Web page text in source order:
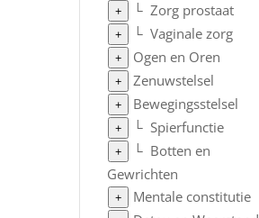
+ └Zorg prostaat
+ └Vaginale zorg
+ Ogen en Oren
+ Zenuwstelsel
+ Bewegingsstelsel
+ └Spierfunctie
+ └ Botten en
Gewrichten
+ Mentale constitutie